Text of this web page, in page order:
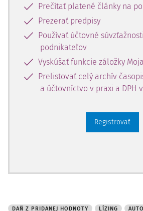
Prečítať platené články na
Prezerať predpisy
Používať účtovné
podnikateľov
Vyskúšať funkcie záložky
Prelistovať celý archív
a účtovníctvo v praxi a DPH
Registrovať
DAŇ Z PRIDANEJ HODNOTY LÍZING